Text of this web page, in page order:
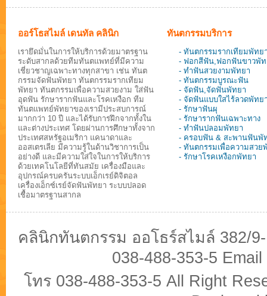
ออร์โธสไมล์ เดนทัล คลินิก
เรายึดมั่นในการให้บริการด้วยมาตรฐาน
ระดับสากลด้วยทีมทันตแพทย์ที่มีความ
เชี่ยวชาญเฉพาะทางทุกสาขา เช่น ทันต
กรรมจัดฟันพัทยา ทันตกรรมรากเทียม
พัทยา ทันตกรรมเพื่อความสวยงาม ใส่ฟัน
อุดฟัน รักษารากฟันและโรคเหงือก ทีม
ทันตแพทย์พัทยาของเรามีประสบการณ์
มากกว่า 10 ปี และได้รับการฝึกจากทั้งใน
และต่างประเทศ โดยผ่านการศึกษาทั้งจาก
ประเทศสหรัฐอเมริกา แคนาดาและ
ออสเตรเลีย มีความรู้ในด้านวิชาการเป็น
อย่างดี และมีความใส่ใจในการให้บริการ
ด้วยเทคโนโลยีที่ทันสมัย เครื่องมือและ
อุปกรณ์ครบครันระบบเอ็กเรย์ดิจิตอล
เครื่องเอ็กซ์เรย์จัดฟันพัทยา ระบบปลอด
เชื้อมาตรฐานสากล
ทันตกรรมบริการ
- ทันตกรรมรากเทียมพัทย
- ฟอกสีฟัน,ฟอกฟันขาวพัท
- ทำฟันสวยงามพัทยา
- ทันตกรรมบูรณะฟัน
- จัดฟัน,จัดฟันพัทยา
- จัดฟันแบบใสไร้ลวดพัทย
- รักษาฟันผุ
- รักษารากฟันเฉพาะทาง
- ทำฟันปลอมพัทยา
- ครอบฟัน & สะพานฟันพั
- ทันตกรรมเพื่อความสวย
- รักษาโรคเหงือกพัทยา
คลินิกทันตกรรม ออโธร์สไมล์ 382/
038-488-353-5
โทร 038-488-353-5 All Right